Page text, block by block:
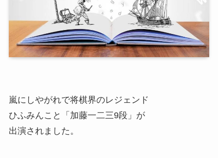
嵐にしやがれで将棋界のレジェンド
ひふみんこと「加藤一二三9段」が
出演されました。